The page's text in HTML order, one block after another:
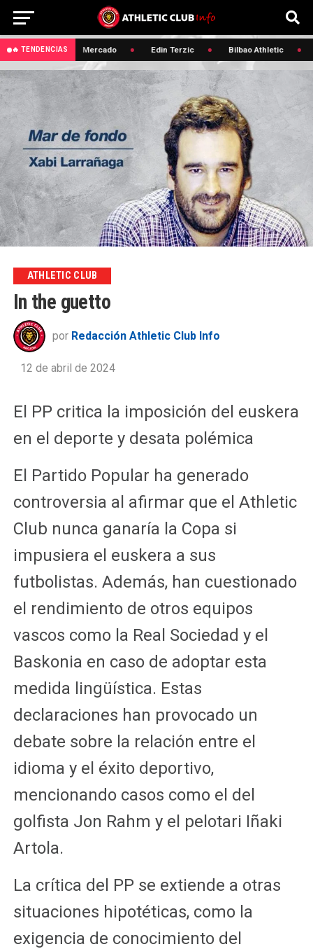
🔥 TENDENCIAS
🔥 Lezama Mercado Edin Terzic Bilbao Athletic
ATHLETIC CLUB
In the guetto
por Redacción Athletic Club Info
12 de abril de 2024
El PP critica la imposición del euskera
en el deporte y desata polémica
El Partido Popular ha generado
controversia al afirmar que el Athletic
Club nunca ganaría la Copa si
impusiera el euskera a sus
futbolistas. Además, han cuestionado
el rendimiento de otros equipos
vascos como la Real Sociedad y el
Baskonia en caso de adoptar esta
medida lingüística. Estas
declaraciones han provocado un
debate sobre la relación entre el
idioma y el éxito deportivo,
mencionando casos como el del
golfista Jon Rahm y el pelotari Iñaki
Artola.
La crítica del PP se extiende a otras
situaciones hipotéticas, como la
exigencia de conocimiento del